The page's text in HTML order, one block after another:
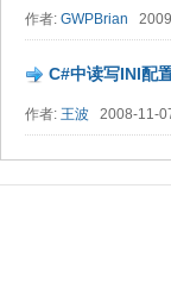
作者: GWPBrian
C#中读写INI配
作者: 王波 2008-11-